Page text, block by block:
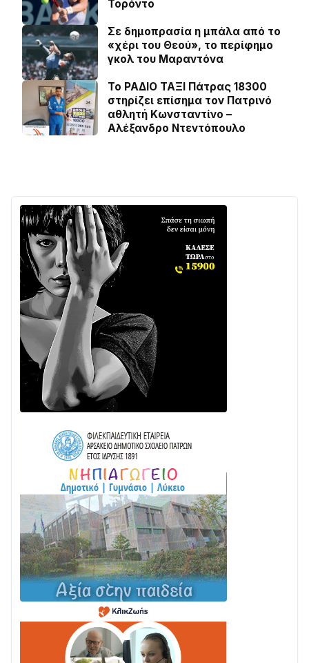
Τορόντο
Σε δημοπρασία η μπάλα από το
«χέρι του Θεού», το περίφημο
γκολ του Μαραντόνα
Το ΡΑΔΙΟ ΤΑΞΙ Πάτρας 18300
στηρίζει επίσημα τον Πατρινό
αθλητή Κωνσταντίνο –
Αλέξανδρο Ντεντόπουλο